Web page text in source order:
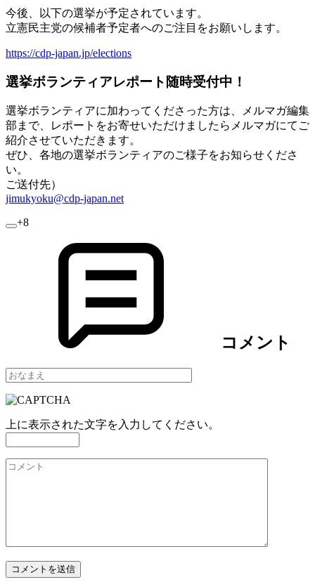
今後、以下の選挙が予定されています。
立憲民主党の候補者予定者へのご注目をお願いします。
https://cdp-japan.jp/elections
選挙ボランティアレポート随時受付中！
選挙ボランティアに加わってくださった方は、メルマガ編集
部まで、レポートをお寄せいただけましたらメルマガにてご
紹介させていただきます。
ぜひ、各地の選挙ボランティアのご様子をお知らせくださ
い。
ご送付先）
jimukyoku@cdp-japan.net
+8
コメント
上に表示された文字を入力してください。